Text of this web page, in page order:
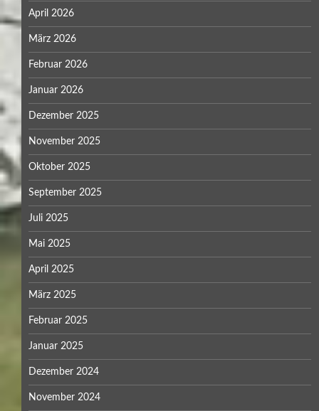
April 2026
März 2026
Februar 2026
Januar 2026
Dezember 2025
November 2025
Oktober 2025
September 2025
Juli 2025
Mai 2025
April 2025
März 2025
Februar 2025
Januar 2025
Dezember 2024
November 2024